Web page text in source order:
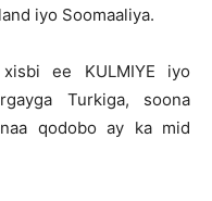
iyo Soomaaliya.
ee KULMIYE iyo
Turkiga, soona
qodobo ay ka mid